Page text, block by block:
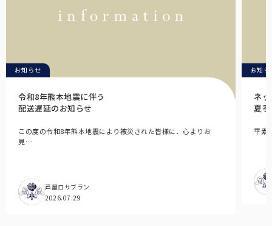
お知らせ
令和8年熊本地震に伴う
配送遅延のお知らせ
この度の令和8年熊本地震により被災された皆様に、心よりお
見…
芦屋ロサブラン
2026.07.29
お知ら
ネ
夏
平素